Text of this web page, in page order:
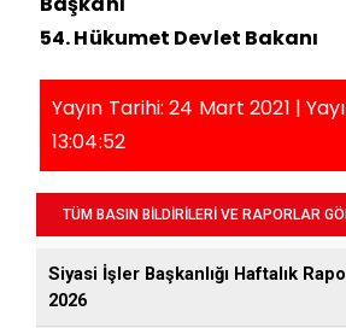
54. Hükumet Devlet Bakanı
Yayın Tarihi: 24 Mart 2021 |
13:04:52
TÜM BASIN BİLDİRİLERİ VE RAPORLAR
Siyasi İşler Başkanlığı Haftalık
2026